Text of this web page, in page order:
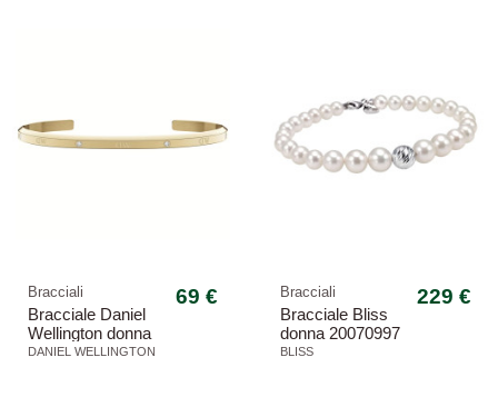
Bracciali
Bracciale Daniel
Wellington donna
DW00400529 oro
DANIEL WELLINGTON
69 € Bracciali
Bracciale Bliss
donna 20070997
Paradise perle
BLISS
229 €